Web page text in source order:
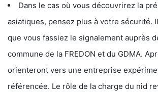
Dans le cas où vous découvrirez la
asiatiques, pensez plus à votre sécurité.
que vous fassiez le signalement auprès
commune de la FREDON et du GDMA.
orienteront vers une entreprise
référencée. Le rôle de la charge du nid